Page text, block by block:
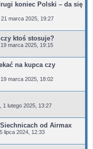
koniec Polski – da się
marca 2025, 19:27
ktoś stosuje?
marca 2025, 19:15
na kupca czy
marca 2025, 18:02
1 lutego 2025, 13:27
od Airmax
lipca 2024, 12:33